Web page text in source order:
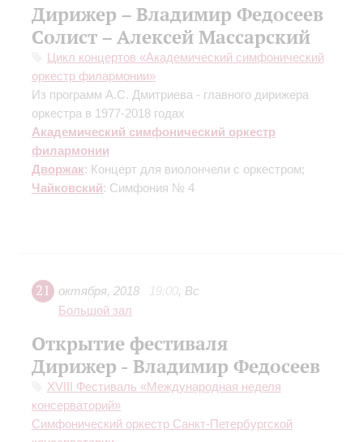
Дирижер – Владимир Федосеев
Солист – Алексей Массарский
Цикл концертов «Академический симфонический
оркестр филармонии»
Из программ А.С. Дмитриева - главного дирижера
оркестра в 1977-2018 годах
Академический симфонический оркестр
филармонии
Дворжак: Концерт для виолончели с оркестром;
Чайковский: Симфония № 4
21 октября, 2018 19:00, Вс
Большой зал
Открытие фестиваля
Дирижер - Владимир Федосеев
XVIII Фестиваль «Международная неделя
консерваторий»
Симфонический оркестр Санкт-Петербургской